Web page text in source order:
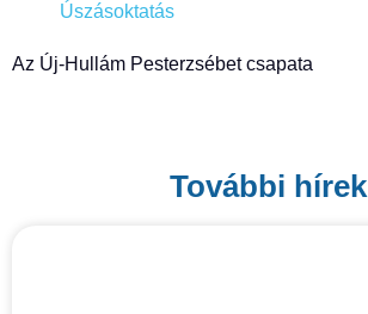
Úszásoktatás
Az Új-Hullám Pesterzsébet csapata
További hírek